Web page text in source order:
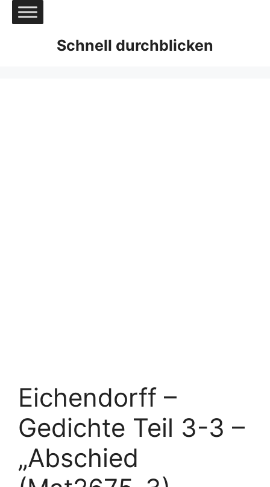
Zum
Inhalt
Schnell durchblicken
Eichendorff –
Gedichte Teil 3-3 –
„Abschied